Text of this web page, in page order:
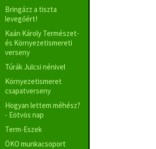
Bringázz a tiszta
levegőért!
Kaán Károly Természet-
és Környezetismereti
verseny
Túrák Julcsi nénivel
Környezetismeret
csapatverseny
Hogyan lettem méhész?
- Eötvös nap
Term-Eszek
ÖKO munkacsoport